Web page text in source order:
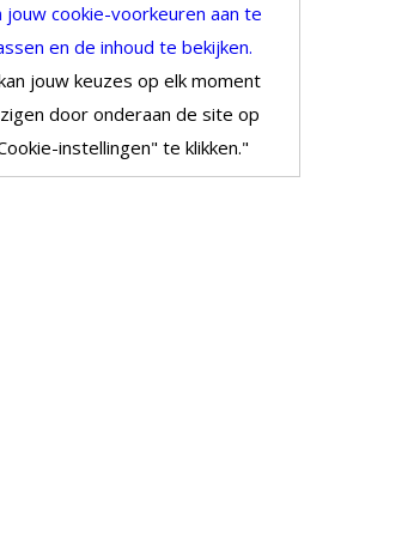
jouw cookie-voorkeuren aan te
en de inhoud te bekijken.
jouw keuzes op elk moment
door onderaan de site op
instellingen" te klikken."